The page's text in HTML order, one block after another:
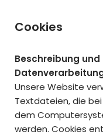
Cookies
Beschreibung
Unsere Website
Textdateien, die
dem
werden. Cookies